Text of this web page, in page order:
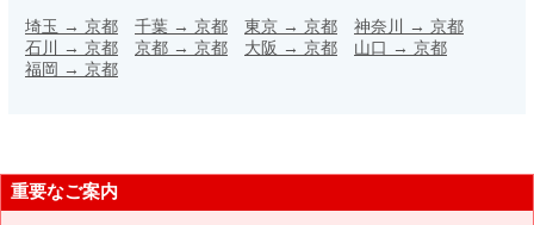
埼玉 → 京都 千葉 → 京都 東京 → 京都 神奈川 → 京都
石川 → 京都 京都 → 京都 大阪 → 京都 山口 → 京都
福岡 → 京都
重要なご案内